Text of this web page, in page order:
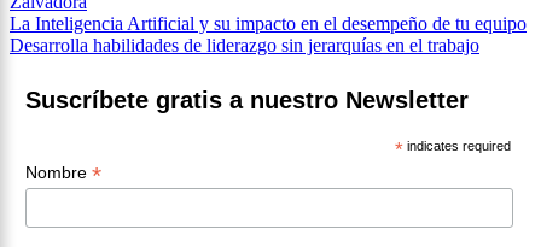
Navegación
de
entradas
La Inteligencia Artificial y su impacto en el desempeño de tu equipo
Desarrolla habilidades de liderazgo sin jerarquías en el trabajo
Suscríbete gratis a nuestro Newsletter
* indicates required
Nombre *